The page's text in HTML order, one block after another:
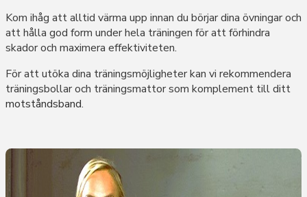
Kom ihåg att alltid värma upp innan du börjar dina övningar och
att hålla god form under hela träningen för att förhindra
skador och maximera effektiviteten.
För att utöka dina träningsmöjligheter kan vi rekommendera
träningsbollar och träningsmattor som komplement till ditt
motståndsband.